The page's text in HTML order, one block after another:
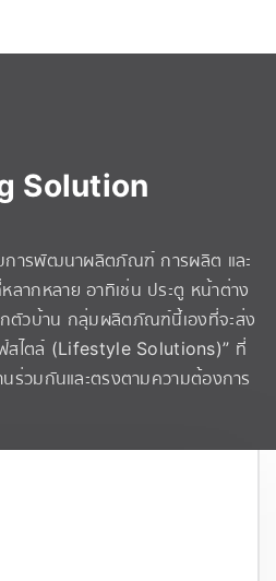
Solution
การพัฒนาผลิตภัณฑ์ การผลิต และ
ากหลาย อาทิเช่น ประตู หน้าต่าง
ตัวบ้าน กลุ่มผลิตภัณฑ์นี้เองที่จะส่ง
สไตล์ (Lifestyle Solutions)” ที่
ร่วมกันและตรงตามความต้องการ